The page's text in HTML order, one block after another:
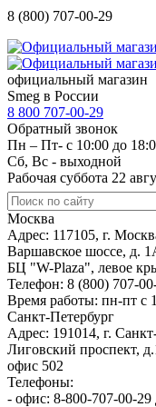
8 (800) 707-00-29
официальный магазин
Smeg в России
8 800 707-00-29
Обратный звонок
Пн – Пт- с 10:00 до
Сб, Вс - выходной
Рабочая суббота 22
Москва
Адрес: 117105, г.
Варшавское шоссе, д.
БЦ "W-Plaza", левое
Телефон: 8 (800) 707-
Время работы: пн-пт с
Санкт-Петербург
Адрес: 191014, г.
Лиговский проспект,
офис 502
Телефоны:
- офис: 8-800-707-00-29